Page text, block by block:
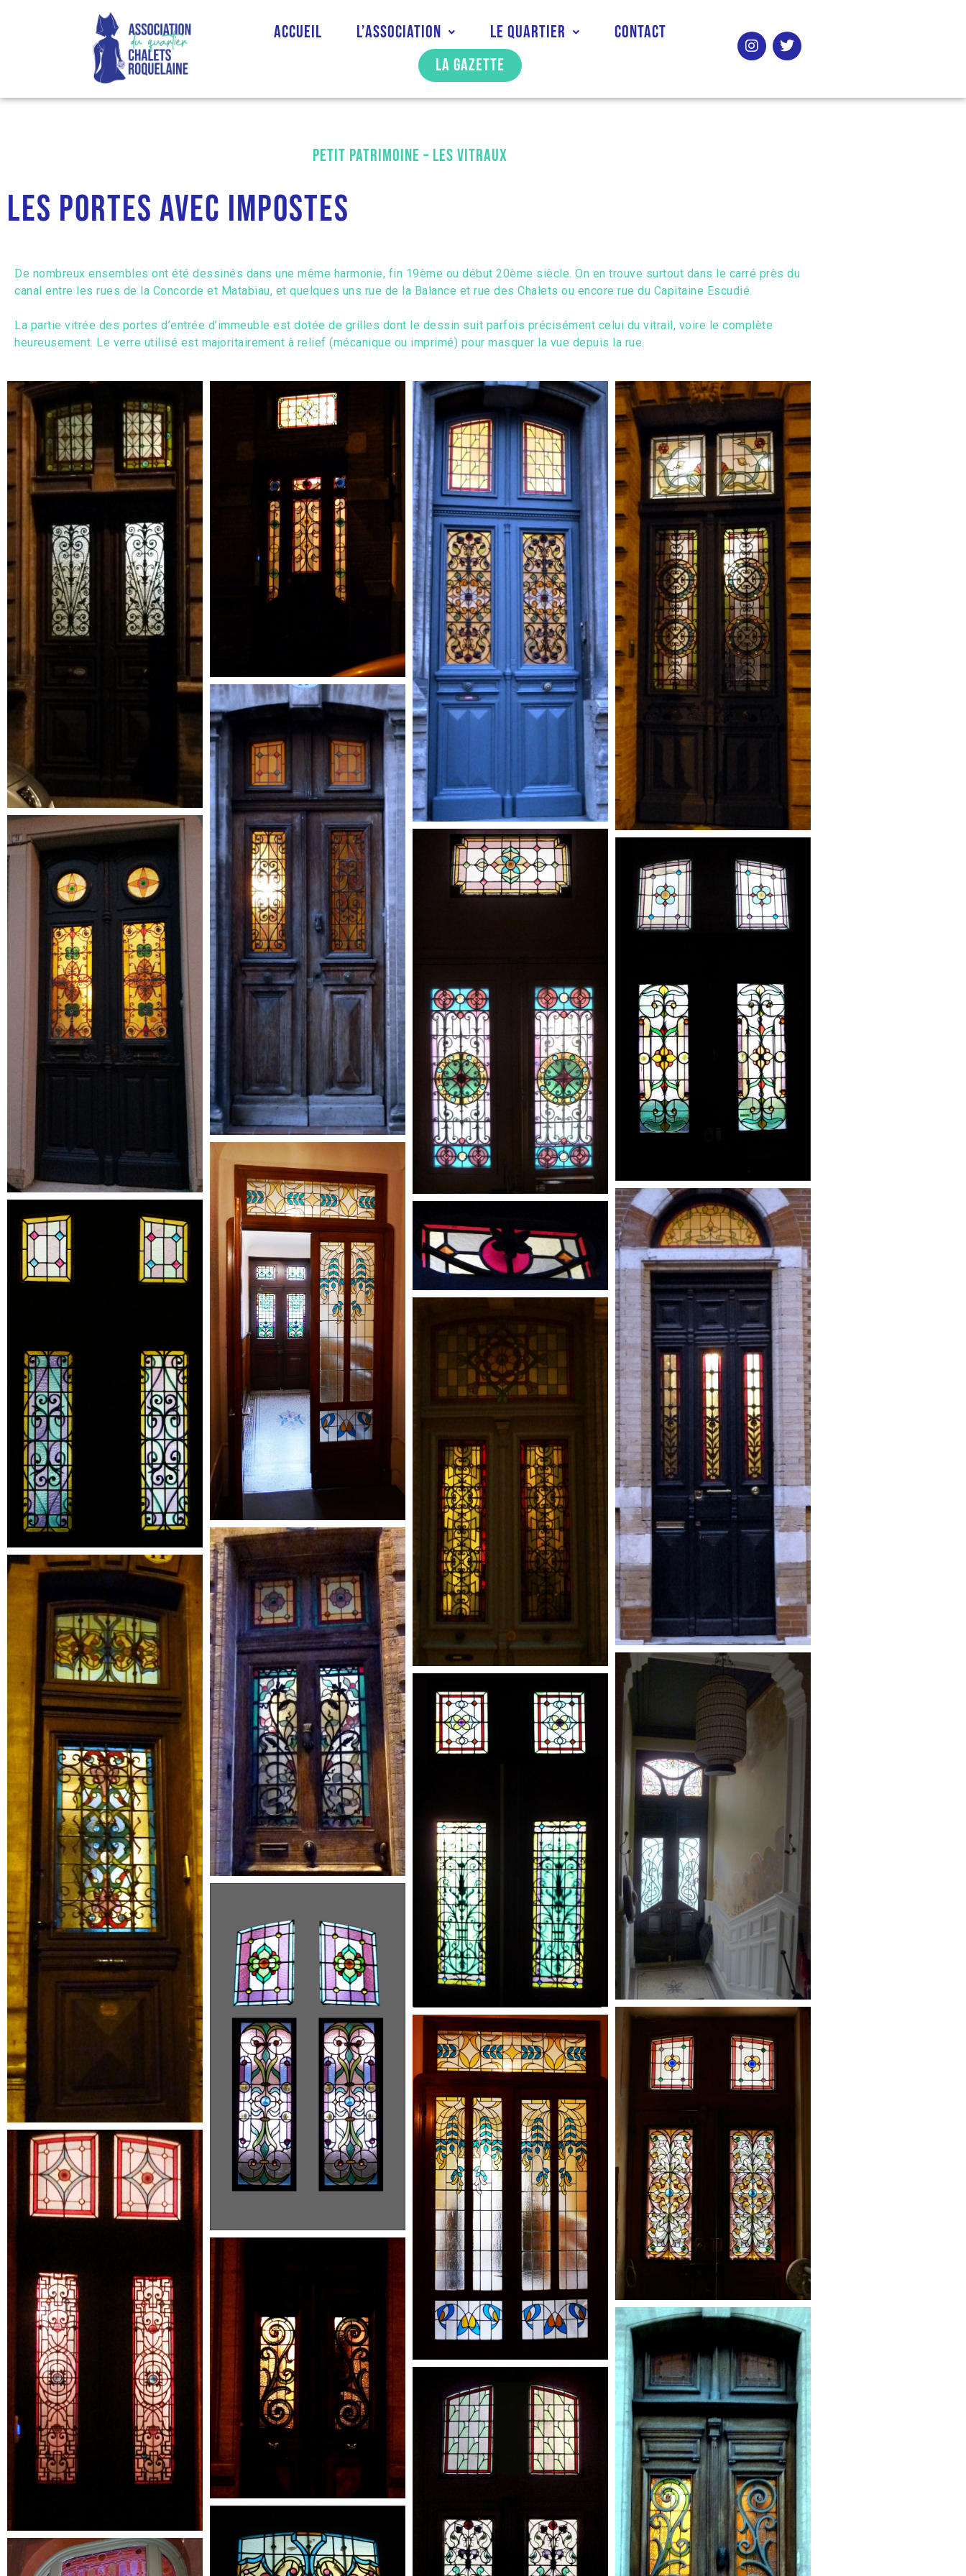
Accueil L’association Le quartier
Contact
La gazette
Petit patrimoine – Les vitraux
Les portes avec impostes
De nombreux ensembles ont été dessinés dans une même harmonie, fin 19ème ou début 20ème siècle. On en trouve surtout dans le carré près du
canal entre les rues de la Concorde et Matabiau, et quelques uns rue de la Balance et rue des Chalets ou encore rue du Capitaine Escudié.
La partie vitrée des portes d’entrée d’immeuble est dotée de grilles dont le dessin suit parfois précisément celui du vitrail, voire le complète
heureusement. Le verre utilisé est majoritairement à relief (mécanique ou imprimé) pour masquer la vue depuis la rue.